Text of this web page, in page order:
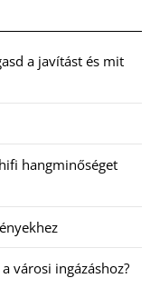
a javítást és mit
hangminőséget
városi ingázáshoz?